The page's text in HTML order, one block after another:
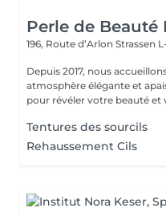
Perle de
196, Route d’Arlon Strassen
Depuis 2017, nous
atmosphère élégante et
pour révéler votre beauté et
Tentures des sourcils
Rehaussement Cils